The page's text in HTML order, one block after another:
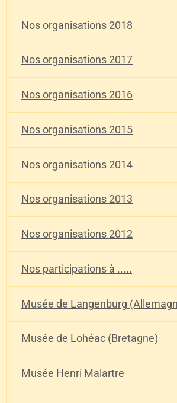
Nos organisations 2018
Nos organisations 2017
Nos organisations 2016
Nos organisations 2015
Nos organisations 2014
Nos organisations 2013
Nos organisations 2012
Nos participations à .....
Musée de Langenburg
Musée de Lohéac (Bretagne)
Musée Henri Malartre